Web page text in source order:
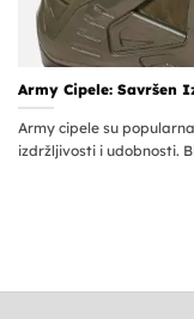
Army Cipele: Savršen
Army cipele su
izdržljivosti i udobnosti.